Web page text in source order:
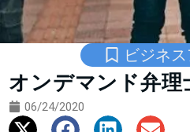
ビジネ
オンデマンド弁理
06/24/2020